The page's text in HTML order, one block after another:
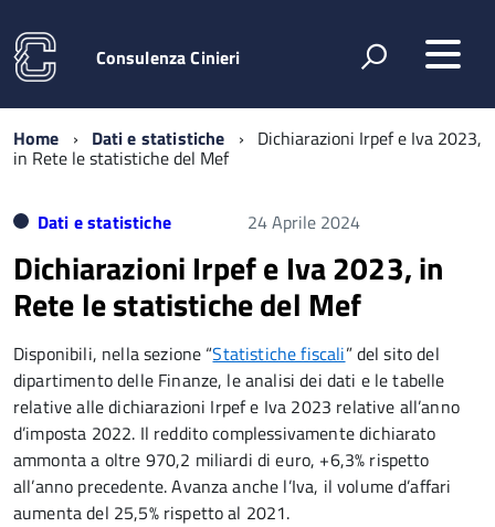
Consulenza Cinieri
Home Dati e statistiche Dichiarazioni Irpef e Iva 2023,
in Rete le statistiche del Mef
Dati e statistiche 24 Aprile 2024
Dichiarazioni Irpef e Iva 2023, in
Rete le statistiche del Mef
Disponibili, nella sezione “Statistiche fiscali” del sito del
dipartimento delle Finanze, le analisi dei dati e le tabelle
relative alle dichiarazioni Irpef e Iva 2023 relative all’anno
d’imposta 2022. Il reddito complessivamente dichiarato
ammonta a oltre 970,2 miliardi di euro, +6,3% rispetto
all’anno precedente. Avanza anche l’Iva, il volume d’affari
aumenta del 25,5% rispetto al 2021.